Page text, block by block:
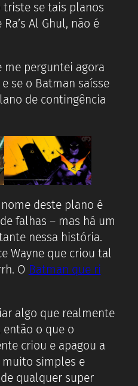
se tais planos
Al Ghul, não é
me perguntei agora
se o Batman saísse
de contingência
deste plano é
falhas – mas há um
nessa história.
Wayne que criou tal
O Batman que ri
algo que realmente
o que o
criou e apagou a
muito simples e
qualquer super